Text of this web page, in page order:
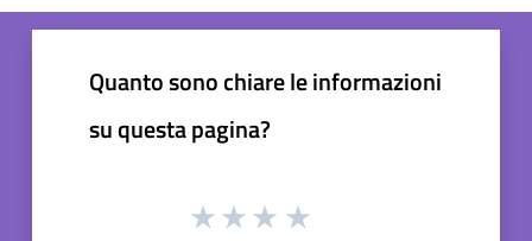
Quanto sono chiare le informazioni
su questa pagina?